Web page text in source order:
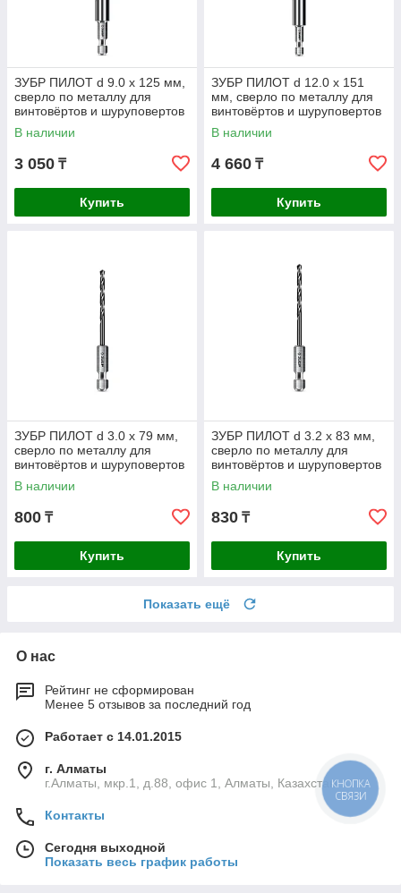
ЗУБР ПИЛОТ d 9.0 х 125 мм,
сверло по металлу для
винтовёртов и шуруповертов
IMPACT READY
Профессионал (29629-9
В наличии
3 050 ₸
Купить
ЗУБР ПИЛОТ d 12.0 х 151
мм, сверло по металлу для
винтовёртов и шуруповертов
IMPACT READY
Профессионал
В наличии
4 660 ₸
Купить
ЗУБР ПИЛОТ d 3.0 х 79 мм,
сверло по металлу для
винтовёртов и шуруповертов
IMPACT READY
Профессионал (29629-3
В наличии
800 ₸
Купить
ЗУБР ПИЛОТ d 3.2 х 83 мм,
сверло по металлу для
винтовёртов и шуруповертов
IMPACT READY
Профессионал
В наличии
830 ₸
Купить
Показать ещё
О нас
Рейтинг не сформирован
Менее 5 отзывов за последний год
Работает с 14.01.2015
г. Алматы
г.Алматы, мкр.1, д.88, офис 1, Алматы, Казахстан
Контакты
Сегодня выходной
Показать весь график работы
КНОПКА
СВЯЗИ